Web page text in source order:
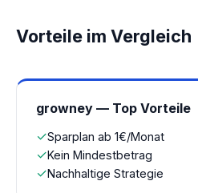
Vorteile im Vergleich
growney — Top Vorteile
✓Sparplan ab 1€/Monat
✓Kein Mindestbetrag
✓Nachhaltige Strategie